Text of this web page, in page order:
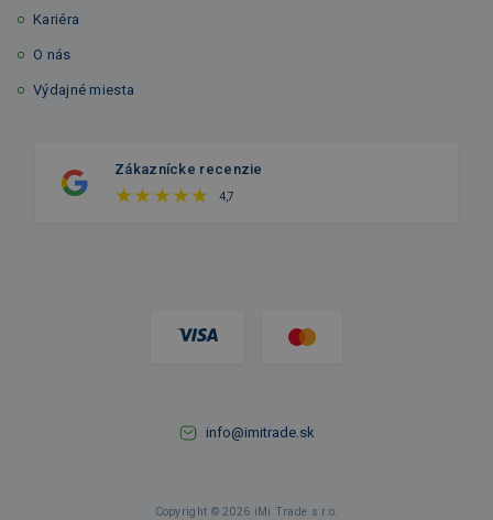
Kariéra
O nás
Výdajné miesta
Zákaznícke recenzie
4,7
info@imitrade.sk
Copyright © 2026 iMi Trade s.r.o.